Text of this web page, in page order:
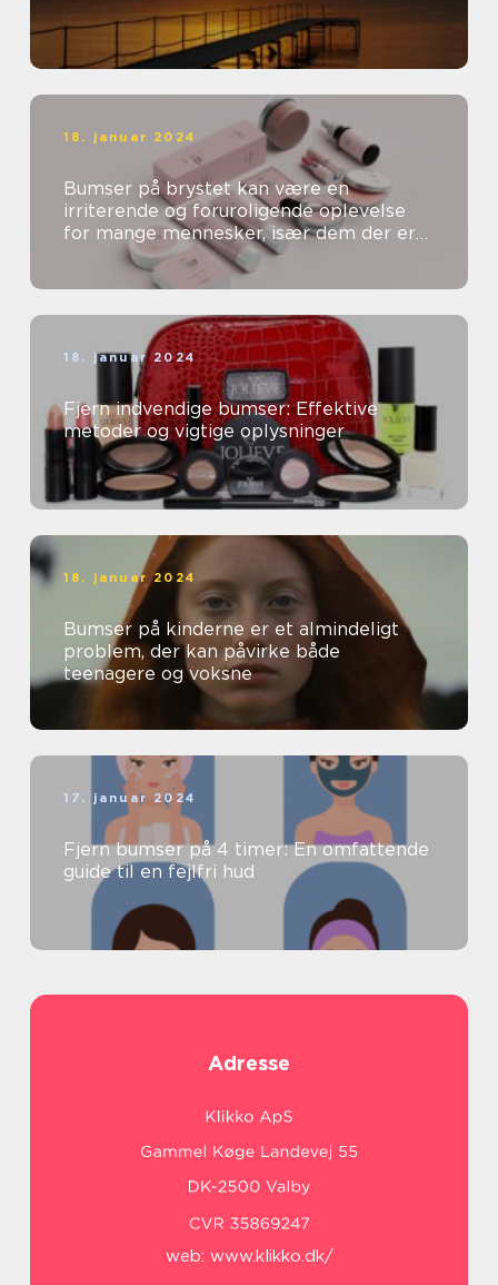
18. januar 2024
Bumser på brystet kan være en
irriterende og foruroligende oplevelse
for mange mennesker, især dem der er
særligt opmærksomme på deres
skønhed og kosm...
18. januar 2024
Fjern indvendige bumser: Effektive
metoder og vigtige oplysninger
18. januar 2024
Bumser på kinderne er et almindeligt
problem, der kan påvirke både
teenagere og voksne
17. januar 2024
Fjern bumser på 4 timer: En omfattende
guide til en fejlfri hud
Adresse
web: www.klikko.dk/